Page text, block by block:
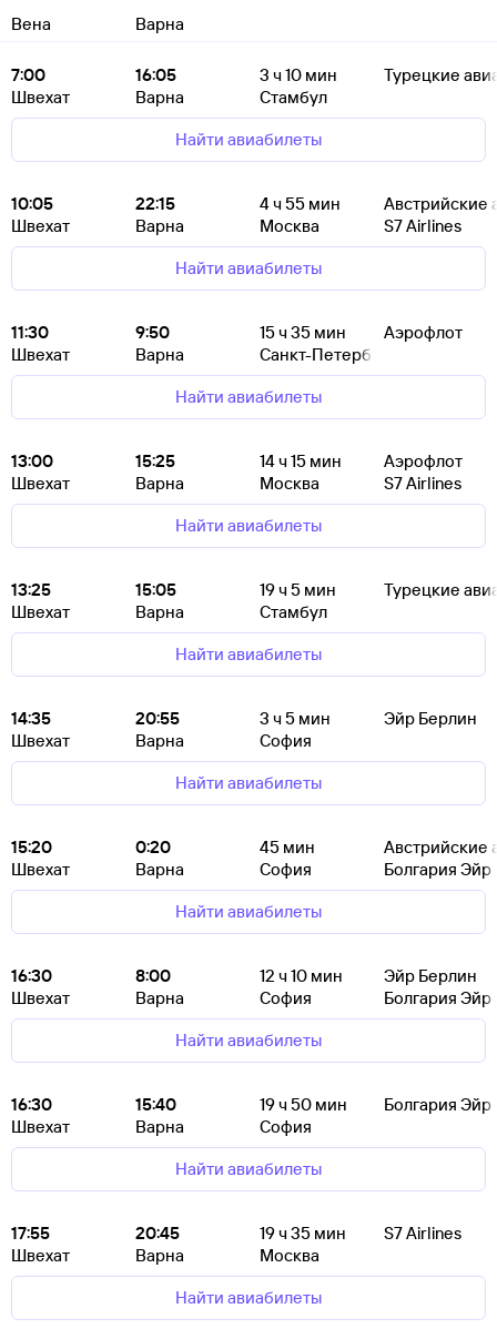
Вена
Варна
7:00
Швехат
16:05
Варна
3 ч 10 мин
Стамбул
Турецкие
Найти авиабилеты
10:05
Швехат
22:15
Варна
4ч 55 мин
Москва
Австрийские
S7 Airlines
Найти авиабилеты
11:30
Швехат
9:50
Варна
15ч 35 мин
Санкт-Петербург
Аэрофлот
Найти авиабилеты
13:00
Швехат
15:25
Варна
14ч 15 мин
Москва
Аэрофлот
S7 Airlines
Найти авиабилеты
13:25
Швехат
15:05
Варна
19ч 5 мин
Стамбул
Турецкие
Найти авиабилеты
14:35
Швехат
20:55
Варна
3 ч 5 мин
София
Эйр Берлин
Найти авиабилеты
15:20
Швехат
0:20
Варна
45 мин
София
Австрийские
Болгария Эйр
Найти авиабилеты
16:30
Швехат
8:00
Варна
12 ч 10 мин
София
Эйр Берлин
Болгария Эйр
Найти авиабилеты
16:30
Швехат
15:40
Варна
19ч 50 мин
София
Болгария Эйр
Найти авиабилеты
17:55
Швехат
20:45
Варна
19ч 35 мин
Москва
S7 Airlines
Найти авиабилеты